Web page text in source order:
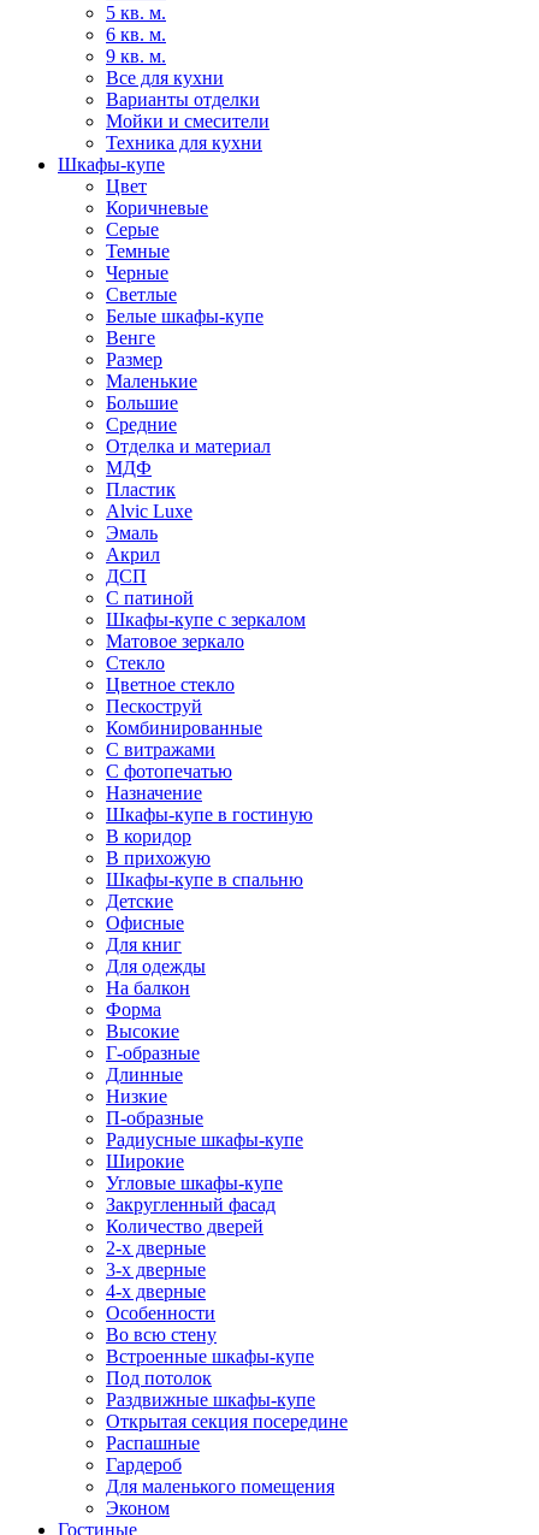
5 кв. м.
6 кв. м.
9 кв. м.
Все для кухни
Варианты отделки
Мойки и смесители
Техника для кухни
Шкафы-купе
Цвет
Коричневые
Серые
Темные
Черные
Светлые
Белые шкафы-купе
Венге
Размер
Маленькие
Большие
Средние
Отделка и материал
МДФ
Пластик
Alvic Luxe
Эмаль
Акрил
ДСП
С патиной
Шкафы-купе с зеркалом
Матовое зеркало
Стекло
Цветное стекло
Пескоструй
Комбинированные
С витражами
С фотопечатью
Назначение
Шкафы-купе в гостиную
В коридор
В прихожую
Шкафы-купе в спальню
Детские
Офисные
Для книг
Для одежды
На балкон
Форма
Высокие
Г-образные
Длинные
Низкие
П-образные
Радиусные шкафы-купе
Широкие
Угловые шкафы-купе
Закругленный фасад
Количество дверей
2-х дверные
3-х дверные
4-х дверные
Особенности
Во всю стену
Встроенные шкафы-купе
Под потолок
Раздвижные шкафы-купе
Открытая секция посередине
Распашные
Гардероб
Для маленького помещения
Эконом
Гостиные